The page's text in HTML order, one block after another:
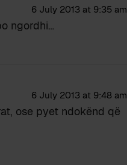
6 July 2013 at 9:35 am
ngordhi…
6 July 2013 at 9:48 am
ose pyet ndokënd që